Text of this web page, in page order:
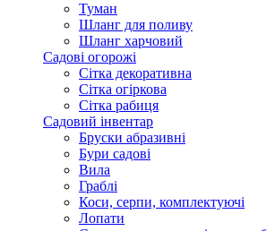
Туман
Шланг для поливу
Шланг харчовий
Садові огорожі
Сітка декоративна
Сітка огіркова
Сітка рабиця
Садовий інвентар
Бруски абразивні
Бури садові
Вила
Граблі
Коси, серпи, комплектуючі
Лопати